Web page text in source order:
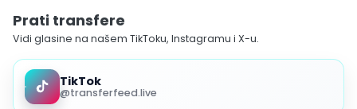
Prati transfere
Vidi glasine na našem TikToku, Instagramu i X-u.
TikTok
@transferfeed.live